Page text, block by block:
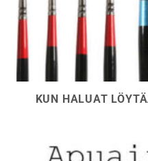
KUN HALUAT